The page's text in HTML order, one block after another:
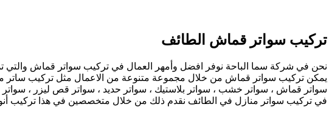
تركيب سواتر قماش الطائف
نحن في شركة سما الباحة نوفر افضل وأمهر العمال في تركيب سواتر قماش والتي
يمكن تركيب سواتر قماش من خلال مجموعة متنوعة من الاعمال مثل تركيب ساتر
سواتر قماش ، سواتر خشب ، سواتر بلاستيك ، سواتر حديد ، سواتر قص ليزر ،
في تركيب سواتر منازل في الطائف نقدم ذلك من خلال متخصصين في هذا تركيب